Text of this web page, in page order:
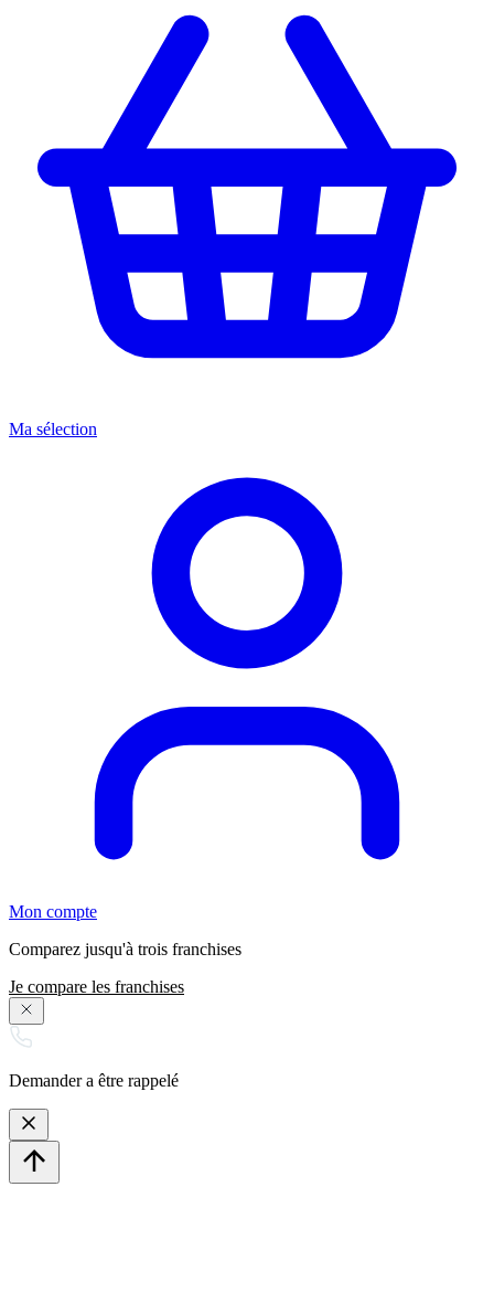
Ma sélection
Mon compte
Comparez jusqu'à trois franchises
Je compare les franchises
Demander a être rappelé